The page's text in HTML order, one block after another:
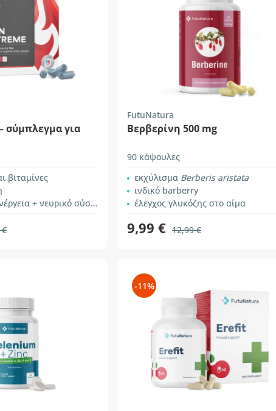
σύμπλεγμα για
βιταμίνες
+ νευρικό σύστημα
€
FutuNatura
Βερβερίνη 500 mg
90 κάψουλες
εκχύλισμα Berberis aristata
ινδικό barberry
έλεγχος γλυκόζης στο αίμα
9,99 € 12,99 €
-11%